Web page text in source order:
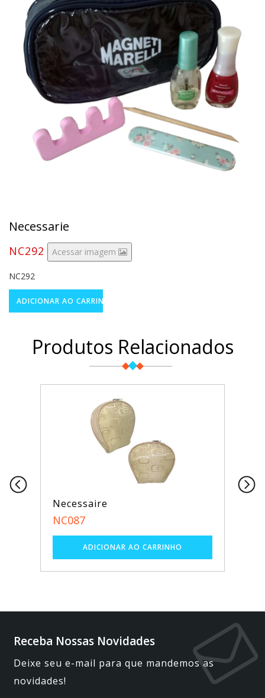
Necessarie
NC292 Acessar imagem
NC292
Produtos Relacionados
Necessaire
NC087
Receba Nossas Novidades
Deixe seu e-mail para que mandemos as
novidades!